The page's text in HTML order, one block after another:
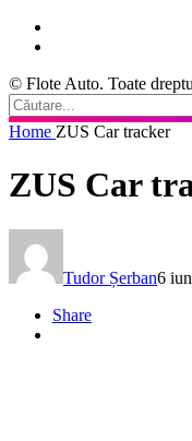
© Flote Auto. Toate
Home ZUS Car tracker
ZUS Car
Tudor Șerban6
Share